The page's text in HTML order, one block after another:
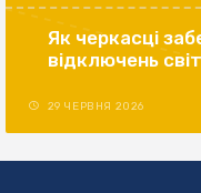
Як черкасці
відключень
29 ЧЕРВНЯ 2026